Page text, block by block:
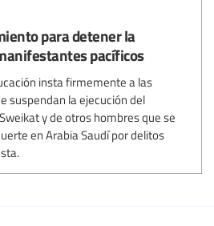
para detener la
pacíficos
insta firmemente a las
suspendan la ejecución del
y de otros hombres que se
en Arabia Saudí por delitos